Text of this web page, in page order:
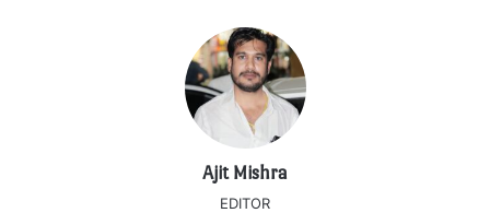
Ajit Mishra
EDITOR